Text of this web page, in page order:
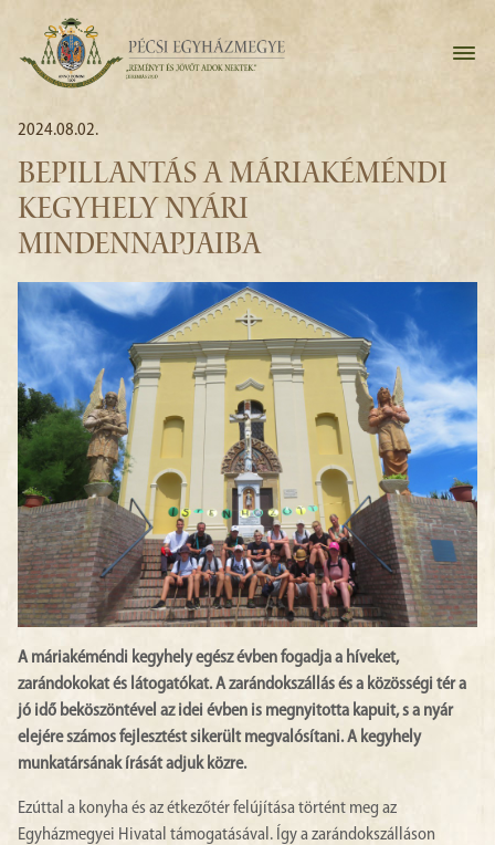
2024.08.02.
BEPILLANTÁS A MÁRIAKÉMÉNDI
KEGYHELY NYÁRI
MINDENNAPJAIBA
A máriakéméndi kegyhely egész évben fogadja a híveket,
zarándokokat és látogatókat. A zarándokszállás és a közösségi tér a
jó idő beköszöntével az idei évben is megnyitotta kapuit, s a nyár
elejére számos fejlesztést sikerült megvalósítani. A kegyhely
munkatársának írását adjuk közre.
Ezúttal a konyha és az étkezőtér felújítása történt meg az
Egyházmegyei Hivatal támogatásával. Így a zarándokszálláson